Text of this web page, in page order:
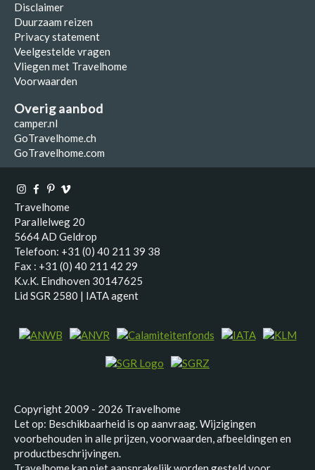
Disclaimer
Duurzaam reizen
Privacy statement
Veelgestelde vragen
Vliegen met Travelhome
Voorwaarden
Overig aanbod
camper.nl
GoTravelhome.ch
GoTravelhome.com
Travelhome
Parallelweg 20
5664 AD Geldrop
Telefoon: +31 (0) 40 211 39 38
Fax : +31 (0) 40 211 42 29
K.v.K. Eindhoven 30147625
Lid SGR 2580 | IATA agent
Copyright 2009 - 2026 Travelhome
Let op: Beschikbaarheid is op aanvraag. Wijzigingen
voorbehouden in alle prijzen, voorwaarden, afbeeldingen en
productbeschrijvingen.